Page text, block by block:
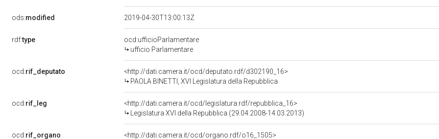
ods:modified 2019-04-30T13:00:13Z
rdf:type
ocd:ufficioParlamentare
ufficio Parlamentare
ocd:rif_deputato
<http://dati.camera.it/ocd/deputato.rdf/d302190_16>
PAOLA BINETTI, XVI Legislatura della Repubblica
ocd:rif_leg
<http://dati.camera.it/ocd/legislatura.rdf/repubblica_16>
Legislatura XVI della Repubblica (29.04.2008-14.03.2013)
ocd:rif_organo
<http://dati.camera.it/ocd/organo.rdf/o16_1505>